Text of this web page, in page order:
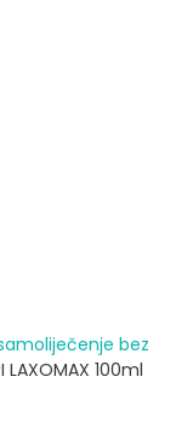
bez
LAXOMAX 100ml